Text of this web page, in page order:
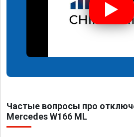
Частые вопросы про
Mercedes W166 ML